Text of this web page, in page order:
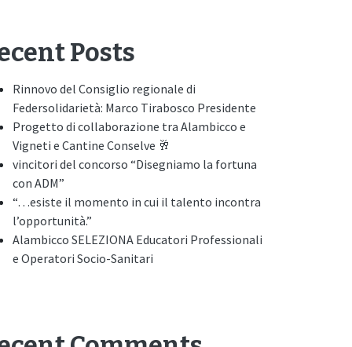
Posts
Rinnovo del Consiglio regionale di
Federsolidarietà: Marco Tirabosco Presidente
Progetto di collaborazione tra Alambicco e
Vigneti e Cantine Conselve 🥂
vincitori del concorso “Disegniamo la fortuna
con ADM”
“…esiste il momento in cui il talento incontra
l’opportunità.”
Alambicco SELEZIONA Educatori Professionali
e Operatori Socio-Sanitari